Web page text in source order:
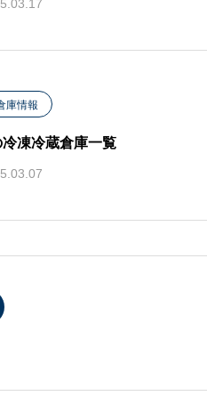
庫情報
冷凍冷蔵倉庫一覧